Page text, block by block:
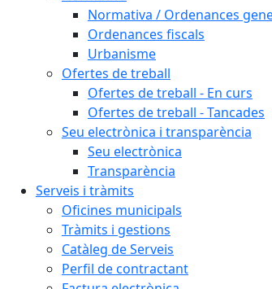
Normativa / Ordenances
Ordenances fiscals
Urbanisme
Ofertes de treball
Ofertes de treball - En curs
Ofertes de treball - Tancades
Seu electrònica i transparència
Seu electrònica
Transparència
Serveis i tràmits
Oficines municipals
Tràmits i gestions
Catàleg de Serveis
Perfil de contractant